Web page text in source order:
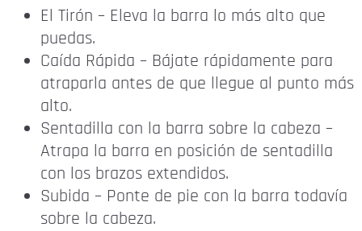
El Tirón – Eleva la barra lo más alto que
puedas.
Caída Rápida – Bájate rápidamente para
atraparla antes de que llegue al punto más
alto.
Sentadilla con la barra sobre la cabeza –
Atrapa la barra en posición de sentadilla
con los brazos extendidos.
Subida – Ponte de pie con la barra todavía
sobre la cabeza.